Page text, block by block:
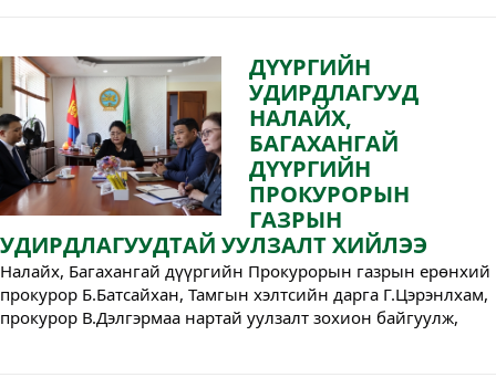
ДҮҮРГИЙН
УДИРДЛАГУУД
НАЛАЙХ,
БАГАХАНГАЙ
ДҮҮРГИЙН
ПРОКУРОРЫН
ГАЗРЫН
УДИРДЛАГУУДТАЙ УУЛЗАЛТ ХИЙЛЭЭ
Налайх, Багахангай дүүргийн Прокурорын газрын ерөнхий
прокурор Б.Батсайхан, Тамгын хэлтсийн дарга Г.Цэрэнлхам,
прокурор В.Дэлгэрмаа нартай уулзалт зохион байгуулж,